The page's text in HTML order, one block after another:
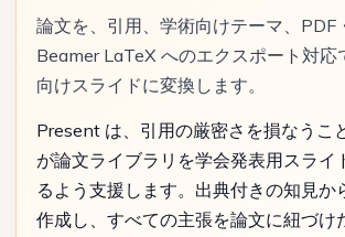
論文を、引用、学術向けテーマ、PDF
Beamer LaTeX へのエクスポート対応
向けスライドに変換します。
Present は、引用の厳密さを損なうこ
が論文ライブラリを学会発表用スライ
るよう支援します。出典付きの知見か
作成し、すべての主張を論文に紐づけ